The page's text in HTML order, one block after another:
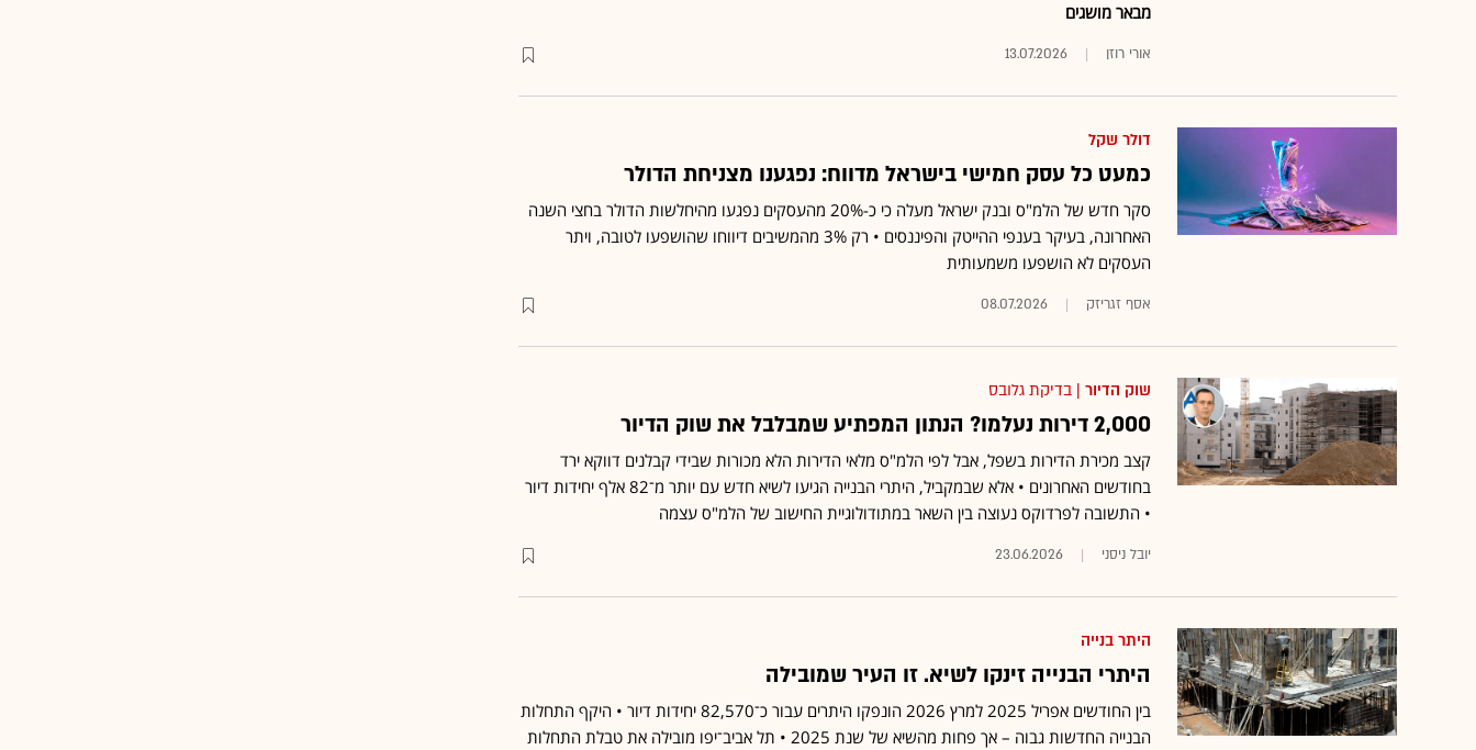
מבאר מושגים
אורי רוזן 13.07.2026
דולר שקל
כמעט כל עסק חמישי בישראל מדווח: נפגענו מצניחת הדולר
סקר חדש של הלמ"ס ובנק ישראל מעלה כי כ-20% מהעסקים נפגעו מהיחלשות הדולר בחצי השנה
האחרונה, בעיקר בענפי ההייטק והפיננסים • רק 3% מהמשיבים דיווחו שהושפעו לטובה, ויתר
העסקים לא הושפעו משמעותית
אסף זגריזק 08.07.2026
שוק הדיור | בדיקת גלובס
2,000 דירות נעלמו? הנתון המפתיע שמבלבל את שוק הדיור
קצב מכירת הדירות בשפל, אבל לפי הלמ"ס מלאי הדירות הלא מכורות שבידי קבלנים דווקא ירד
בחודשים האחרונים • אלא שבמקביל, היתרי הבנייה הגיעו לשיא חדש עם יותר מ־82 אלף יחידות דיור
• התשובה לפרדוקס נעוצה בין השאר במתודולוגיית החישוב של הלמ"ס עצמה
יובל ניסני 23.06.2026
היתר בנייה
היתרי הבנייה זינקו לשיא. זו העיר שמובילה
בין החודשים אפריל 2025 למרץ 2026 הונפקו היתרים עבור כ־82,570 יחידות דיור • היקף התחלות
הבנייה החדשות גבוה – אך פחות מהשיא של שנת 2025 • תל אביב־יפו מובילה את טבלת התחלות